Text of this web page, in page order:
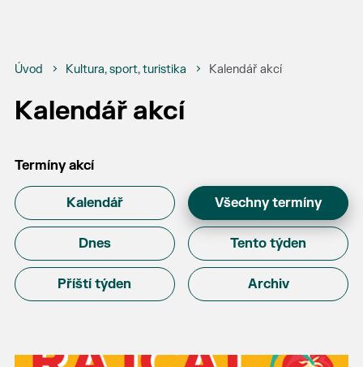
Úvod Kultura, sport, turistika Kalendář akcí
Kalendář akcí
Termíny akcí
Kalendář Všechny termíny
Dnes Tento týden
Příští týden Archiv